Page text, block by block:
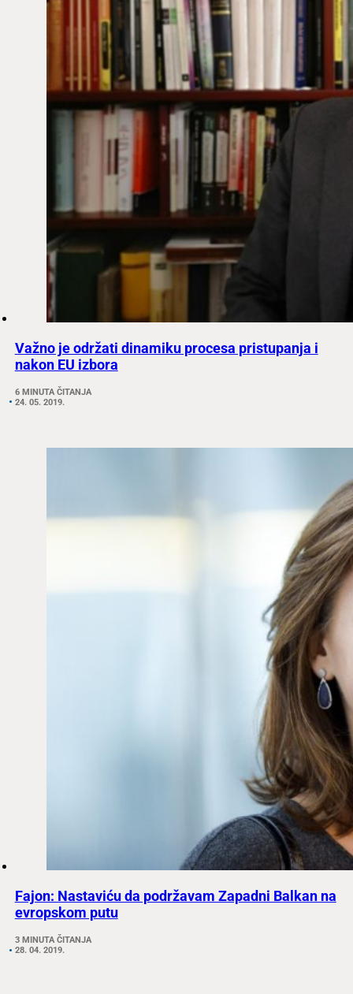
Važno je održati dinamiku procesa pristupanja i
nakon EU izbora
6 MINUTA ČITANJA
24. 05. 2019.
Fajon: Nastaviću da podržavam Zapadni Balkan na
evropskom putu
3 MINUTA ČITANJA
28. 04. 2019.